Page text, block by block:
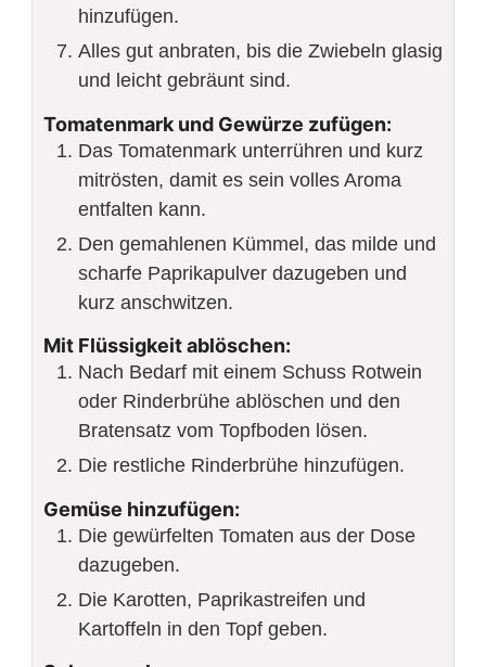
hinzufügen.
Alles gut anbraten, bis die Zwiebeln glasig
und leicht gebräunt sind.
Tomatenmark und Gewürze zufügen:
Das Tomatenmark unterrühren und kurz
mitrösten, damit es sein volles Aroma
entfalten kann.
Den gemahlenen Kümmel, das milde und
scharfe Paprikapulver dazugeben und
kurz anschwitzen.
Mit Flüssigkeit ablöschen:
Nach Bedarf mit einem Schuss Rotwein
oder Rinderbrühe ablöschen und den
Bratensatz vom Topfboden lösen.
Die restliche Rinderbrühe hinzufügen.
Gemüse hinzufügen:
Die gewürfelten Tomaten aus der Dose
dazugeben.
Die Karotten, Paprikastreifen und
Kartoffeln in den Topf geben.